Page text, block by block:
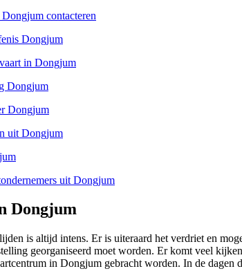
contacteren
Dongjum
in Dongjum
Dongjum
Dongjum
uit Dongjum
uit Dongjum
Dongjum
is altijd intens. Er is uiteraard het verdriet en
georganiseerd moet worden. Er komt veel
in Dongjum gebracht worden. In de